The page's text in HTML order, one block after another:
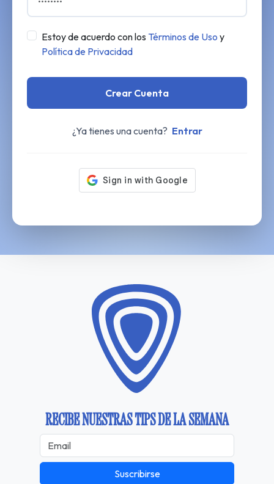
Estoy de acuerdo con los Términos de Uso y
Política de Privacidad
Crear Cuenta
¿Ya tienes una cuenta? Entrar
RECIBE NUESTRAS TIPS DE LA SEMANA
Suscribirse